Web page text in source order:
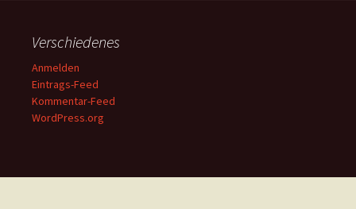
Verschiedenes
Anmelden
Eintrags-Feed
Kommentar-Feed
WordPress.org